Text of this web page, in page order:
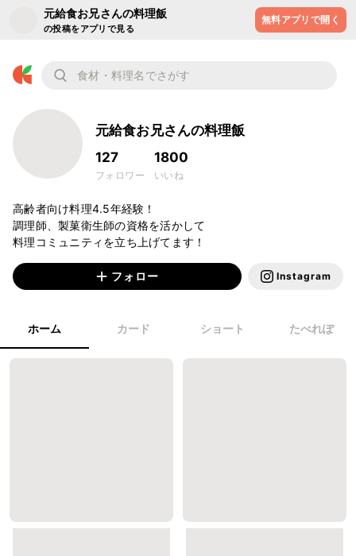
元給食お兄さんの料理飯
の投稿をアプリで見る
無料アプリで開く
元給食お兄さんの料理飯
127
フォロワー
1800
いいね
高齢者向け料理4.5年経験！
調理師、製菓衛生師の資格を活かして
フォロー Instagram
ホーム カード ショート たべれぽ